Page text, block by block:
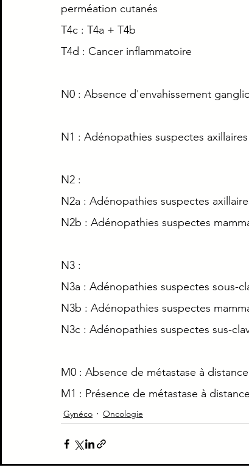
perméation cutanés
T4c : T4a + T4b
T4d : Cancer inflammatoire
N0 : Absence d'envahissement
N1 : Adénopathies suspectes
N2 :
N2a : Adénopathies suspectes
N2b : Adénopathies suspectes
N3 :
N3a : Adénopathies suspectes sous-
N3b : Adénopathies suspectes
N3c : Adénopathies suspectes sus-
M0 : Absence de métastase à distance
M1 : Présence de métastase à distance
Gynéco Oncologie